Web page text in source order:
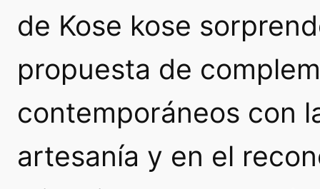
de Kose kose
propuesta de
contemporáneos con
artesanía y en el